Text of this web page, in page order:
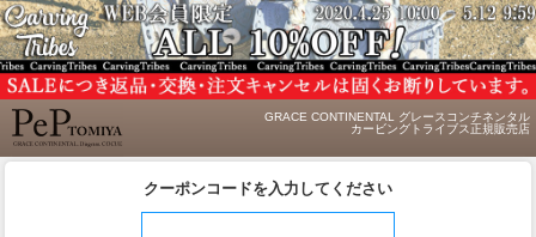
GRACE CONTINENTAL グレースコンチネンタル
カービングトライブス正規販売店
クーポンコードを入力してください